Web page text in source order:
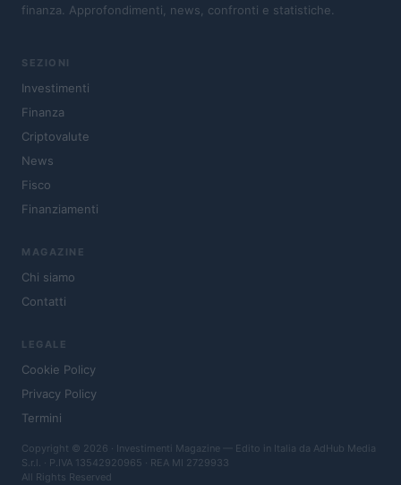
finanza. Approfondimenti, news, confronti e statistiche.
SEZIONI
Investimenti
Finanza
Criptovalute
News
Fisco
Finanziamenti
MAGAZINE
Chi siamo
Contatti
LEGALE
Cookie Policy
Privacy Policy
Termini
Copyright © 2026 · Investimenti Magazine — Edito in Italia da AdHub Media
S.r.l. · P.IVA 13542920965 · REA MI 2729933
All Rights Reserved